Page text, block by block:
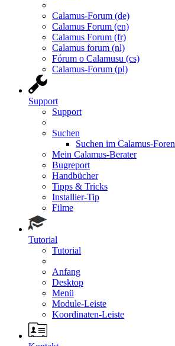
Calamus-Forum (de)
Calamus Forum (en)
Calamus Forum (fr)
Calamus forum (nl)
Fórum o Calamusu (cs)
Calamus-Forum (pl)
Support
Support
Suchen
Suchen im Calamus-Foren
Mein Calamus-Berater
Bugreport
Handbücher
Tipps & Tricks
Installier-Tip
Filme
Tutorial
Tutorial
Anfang
Desktop
Menü
Module-Leiste
Koordinaten-Leiste